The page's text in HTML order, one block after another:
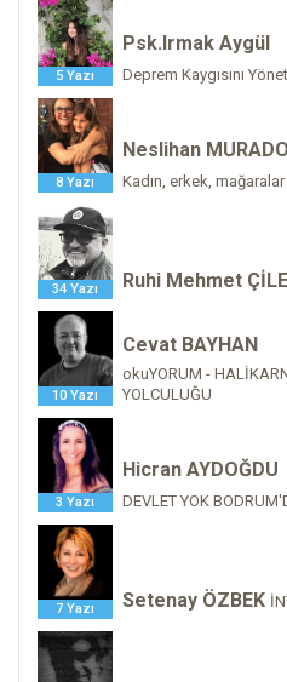
5 Yazı
Psk.Irmak Aygül
Deprem Kaygısını
8 Yazı
Neslihan
Kadın, erkek, mağaralar
34 Yazı Ruhi Mehmet
10 Yazı
Cevat BAYHAN
okuYORUM -
YOLCULUĞU
3 Yazı
Hicran AYDOĞDU
DEVLET YOK
7 Yazı Setenay ÖZBEK